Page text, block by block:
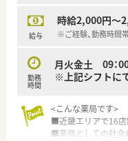
給与
時給2,000円～
※ご経験、勤務時間
勤務
時間
月火金土 09：00
※上記シフトに
<こんな薬局です>
■近畿エリアで16店
■薬局としての社会